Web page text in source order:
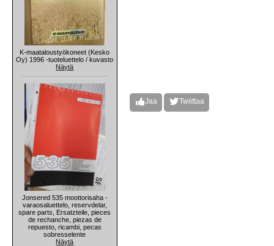
K-maataloustyökoneet (Kesko
Oy) 1996 -tuoteluettelo / kuvasto
Näytä
Jonsered 535 moottorisaha -
varaosaluettelo, reservdelar,
spare parts, Ersatzteile, pieces
de rechanche, piezas de
repuesto, ricambi, pecas
sobresselente
Näytä
Jaa Twiittaa